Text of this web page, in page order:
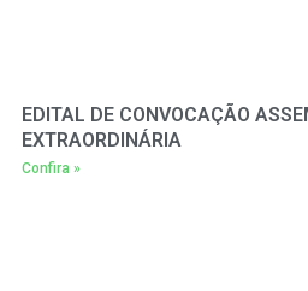
EDITAL DE CONVOCAÇÃO
EXTRAORDINÁRIA
Confira »